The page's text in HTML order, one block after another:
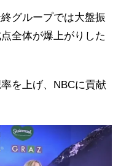
グループでは大盤振
全体が爆上がりした
を上げ、NBCに貢献